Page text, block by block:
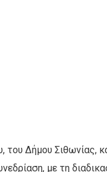
Δήμου Σιθωνίας,
με τη